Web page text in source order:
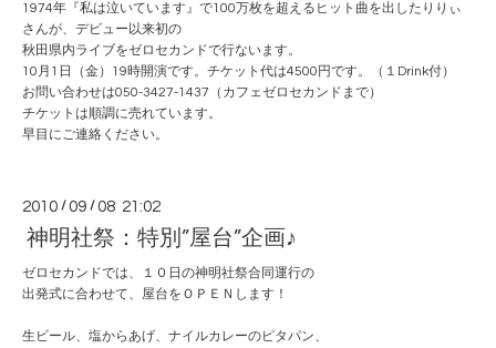
1974年『私は泣いています』で100万枚を超えるヒット曲を出したりりぃ
さんが、デビュー以来初の
秋田県内ライブをゼロセカンドで行ないます。
10月1日（金）19時開演です。チケット代は4500円です。（１Drink付）
お問い合わせは050-3427-1437（カフェゼロセカンドまで）
チケットは順調に売れています。
早目にご連絡ください。
2010 /09 /08 21:02
神明社祭：特別”屋台”企画♪
ゼロセカンドでは、１０日の神明社祭合同運行の
出発式に合わせて、屋台をＯＰＥＮします！
生ビール、塩からあげ、ナイルカレーのピタパン、